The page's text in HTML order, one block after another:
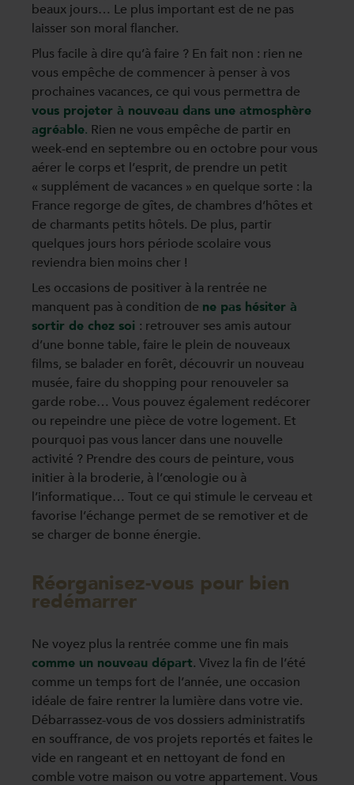
beaux jours… Le plus important est de ne pas
laisser son moral flancher.
Plus facile à dire qu’à faire ? En fait non : rien ne
vous empêche de commencer à penser à vos
prochaines vacances, ce qui vous permettra de
vous projeter à nouveau dans une atmosphère
agréable. Rien ne vous empêche de partir en
week-end en septembre ou en octobre pour vous
aérer le corps et l’esprit, de prendre un petit
« supplément de vacances » en quelque sorte : la
France regorge de gîtes, de chambres d’hôtes et
de charmants petits hôtels. De plus, partir
quelques jours hors période scolaire vous
reviendra bien moins cher !
Les occasions de positiver à la rentrée ne
manquent pas à condition de ne pas hésiter à
sortir de chez soi : retrouver ses amis autour
d’une bonne table, faire le plein de nouveaux
films, se balader en forêt, découvrir un nouveau
musée, faire du shopping pour renouveler sa
garde robe… Vous pouvez également redécorer
ou repeindre une pièce de votre logement. Et
pourquoi pas vous lancer dans une nouvelle
activité ? Prendre des cours de peinture, vous
initier à la broderie, à l’œnologie ou à
l’informatique… Tout ce qui stimule le cerveau et
favorise l’échange permet de se remotiver et de
se charger de bonne énergie.
Réorganisez-vous pour bien
redémarrer
Ne voyez plus la rentrée comme une fin mais
comme un nouveau départ. Vivez la fin de l’été
comme un temps fort de l’année, une occasion
idéale de faire rentrer la lumière dans votre vie.
Débarrassez-vous de vos dossiers administratifs
en souffrance, de vos projets reportés et faites le
vide en rangeant et en nettoyant de fond en
comble votre maison ou votre appartement. Vous